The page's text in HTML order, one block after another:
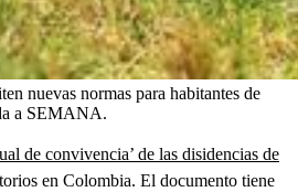
nuevas normas para habitantes de
a SEMANA.
de convivencia’ de las disidencias de
en Colombia. El documento tiene